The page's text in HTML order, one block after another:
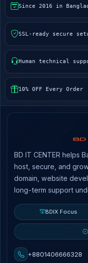
Since 2016 in
SSL-ready secure
Human technical
10% OFF Every Order
BD IT CENTER helps
host, secure, and
domain, website
long-term support
BDIX Focus
+8801406666328